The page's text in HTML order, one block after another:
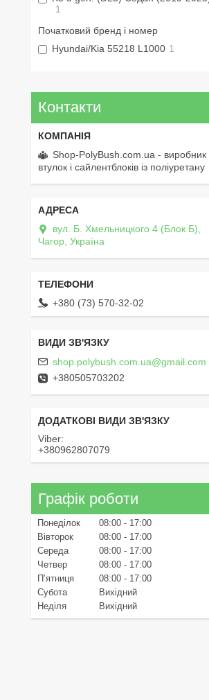
1
Початковий бренд і номер
Hyundai/Kia 55218 L1000 1
Контакти
Shop-PolyBush.com.ua - виробник
втулок і сайлентблоків із поліуретану
вул. Б. Хмельницкого 4 (Блок Б),
Чагор, Україна
+380 (73) 570-32-02
shop.polybush.com.ua@gmail.com
+380505703202
Viber
+380962807079
Графік роботи
Понеділок 08:00
17:00
Вівторок
08:00
17:00
Середа
08:00
17:00
Четвер
08:00
17:00
Пʼятниця
08:00
17:00
Субота
Вихідний
Неділя
Вихідний